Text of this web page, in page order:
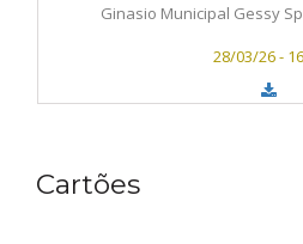
Ginasio Municipal Gessy
28/03/26 -
Cartões